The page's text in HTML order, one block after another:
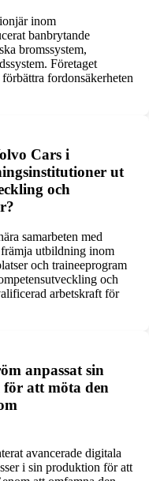
inom
banbrytande
bromssystem,
Företaget
fordonsäkerheten
Cars i
ut
och
samarbeten med
utbildning inom
och traineeprogram
och
arbetskraft för
anpassat sin
att möta den
avancerade digitala
i sin produktion för att